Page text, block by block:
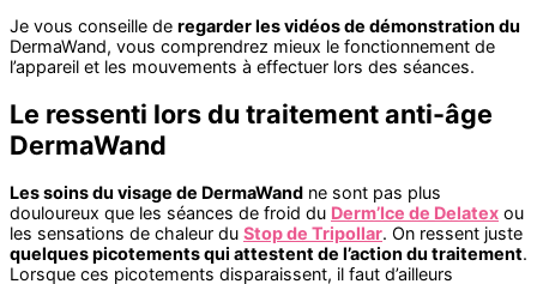
Je vous conseille de regarder les vidéos de démonstration du
DermaWand, vous comprendrez mieux le fonctionnement de
l’appareil et les mouvements à effectuer lors des séances.
Le ressenti lors du traitement anti-âge
DermaWand
Les soins du visage de DermaWand ne sont pas plus
douloureux que les séances de froid du Derm’Ice de Delatex ou
les sensations de chaleur du Stop de Tripollar. On ressent juste
quelques picotements qui attestent de l’action du traitement.
Lorsque ces picotements disparaissent, il faut d’ailleurs